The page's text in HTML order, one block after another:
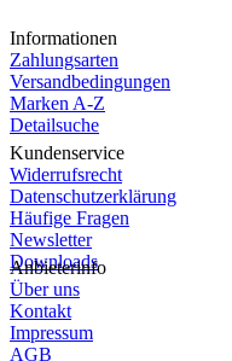
Informationen
Zahlungsarten
Versandbedingungen
Marken A-Z
Detailsuche
Kundenservice
Widerrufsrecht
Datenschutzerklärung
Häufige Fragen
Newsletter
Downloads
Anbieterinfo
Über uns
Kontakt
Impressum
AGB